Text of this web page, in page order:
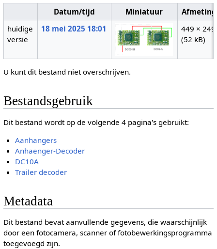
Datum/tijd Miniatuur
huidige
versie
18 mei 2025 18:01
449 × 249
(52 kB)
U kunt dit bestand niet overschrijven.
Bestandsgebruik
Dit bestand wordt op de volgende 4 pagina's gebruikt:
Aanhangers
Anhaenger-Decoder
DC10A
Trailer decoder
Metadata
Dit bestand bevat aanvullende gegevens, die waarschijnlijk
door een fotocamera, scanner of fotobewerkingsprogramma
toegevoegd zijn.